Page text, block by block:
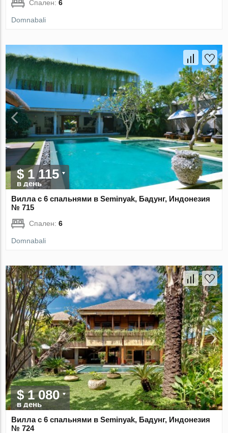
Спален:6
Domnabali
$ 1 115
в день
Вилла с 6 спальнями в Seminyak, Бадунг, Индонезия
№ 715
Спален:6
Domnabali
$ 1 080
в день
Вилла с 6 спальнями в Seminyak, Бадунг, Индонезия
№ 724